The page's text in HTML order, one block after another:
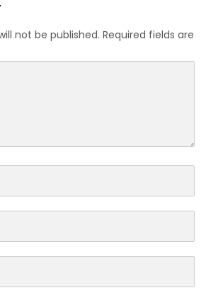
not be published. Required fields are